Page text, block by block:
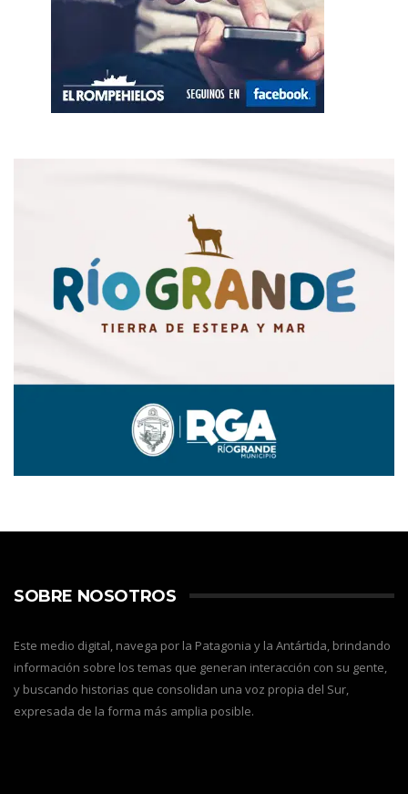
SOBRE NOSOTROS
Este medio digital, navega por la Patagonia y la Antártida, brindando
información sobre los temas que generan interacción con su gente,
y buscando historias que consolidan una voz propia del Sur,
expresada de la forma más amplia posible.